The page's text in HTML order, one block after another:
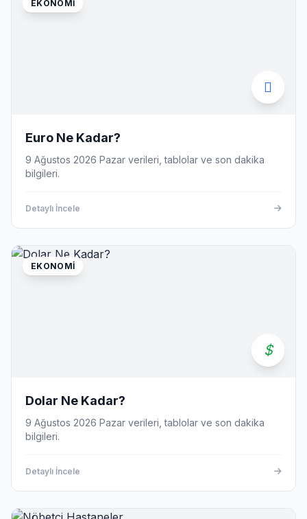
EKONOMI
Euro Ne Kadar?
9 Ağustos 2026 Pazar verileri, tablolar ve son dakika
bilgileri.
Detaylı İncele
EKONOMI
Dolar Ne Kadar?
9 Ağustos 2026 Pazar verileri, tablolar ve son dakika
bilgileri.
Detaylı İncele